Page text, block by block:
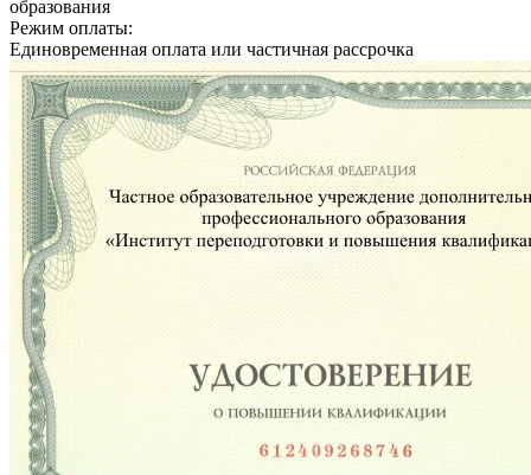
образования
Режим оплаты:
Единовременная оплата или частичная рассрочка